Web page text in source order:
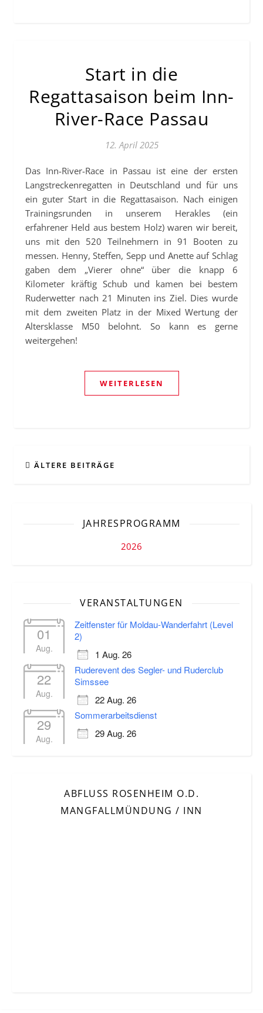
Start in die
Regattasaison beim Inn-
River-Race Passau
12. April 2025
Das Inn-River-Race in Passau ist eine der ersten
Langstreckenregatten in Deutschland und für uns
ein guter Start in die Regattasaison. Nach einigen
Trainingsrunden in unserem Herakles (ein
erfahrener Held aus bestem Holz) waren wir bereit,
uns mit den 520 Teilnehmern in 91 Booten zu
messen. Henny, Steffen, Sepp und Anette auf Schlag
gaben dem „Vierer ohne“ über die knapp 6
Kilometer kräftig Schub und kamen bei bestem
Ruderwetter nach 21 Minuten ins Ziel. Dies wurde
mit dem zweiten Platz in der Mixed Wertung der
Altersklasse M50 belohnt. So kann es gerne
weitergehen!
WEITERLESEN
ÄLTERE BEITRÄGE
JAHRESPROGRAMM
2026
VERANSTALTUNGEN
01
Aug.
Zeitfenster für Moldau-Wanderfahrt (Level
2)
1 Aug. 26
22
Aug.
Ruderevent des Segler- und Ruderclub
Simssee
22 Aug. 26
29
Aug.
Sommerarbeitsdienst
29 Aug. 26
ABFLUSS ROSENHEIM O.D.
MANGFALLMÜNDUNG / INN